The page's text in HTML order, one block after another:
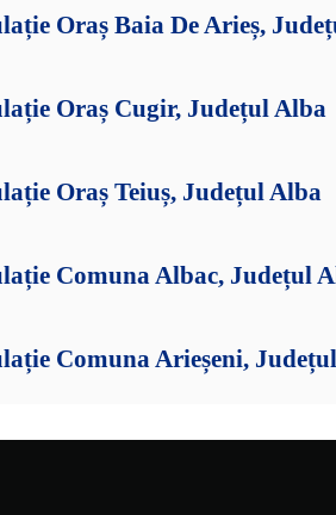
Oraș Baia De Arieș,
Oraș Cugir, Județul Alba
Oraș Teiuș, Județul Alba
Comuna Albac, Județul
Comuna Arieșeni,